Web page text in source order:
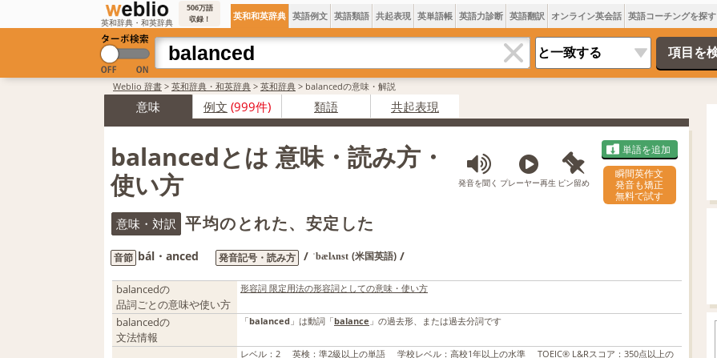
英和辞典・和英辞典
506万語
収録！
英和和英辞典 英語例文 英語類語 共起表現 英単語帳 英語力診断 英語翻訳 オンライン英会話 英語コーチングを探す
Weblio 辞書 > 英和辞典・和英辞典 > 英和辞典 > balancedの意味・解説
意味 例文 (999件) 類語 共起表現
balancedとは 意味・読み方・
使い方
発音を聞く プレーヤー再生 ピン留め
単語を追加
瞬間英作文
発音も矯正
無料で試す
意味・対訳 平均のとれた、安定した
音節 bál・anced 発音記号・読み方 / ˈbælʌnst (米国英語) /
balancedの
品詞ごとの意味や使い方
形容詞 限定用法の形容詞としての意味・使い方
balancedの
文法情報
「balanced 」は動詞「balance 」の過去形、または過去分詞です
レベル ： 2 英検 ： 準2級以上の単語 学校レベル ： 高校1年以上の水準 TOEIC® L&Rスコア ： 350点以上の